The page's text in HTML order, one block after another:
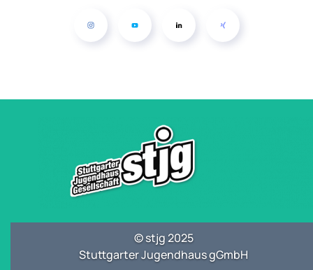
© stjg 2025
Stuttgarter Jugendhaus gGmbH